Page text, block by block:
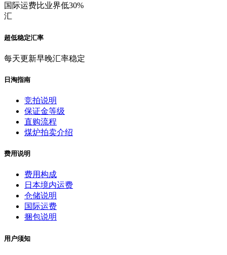
国际运费比业界低30%
汇
超低稳定汇率
每天更新早晚汇率稳定
日淘指南
竞拍说明
保证金等级
直购流程
煤炉拍卖介绍
费用说明
费用构成
日本境内运费
仓储说明
国际运费
捆包说明
用户须知